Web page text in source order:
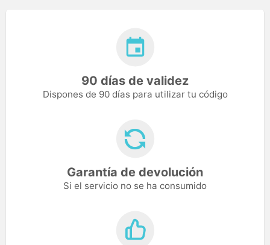
90 días de validez
Dispones de 90 días para utilizar tu código
Garantía de devolución
Si el servicio no se ha consumido